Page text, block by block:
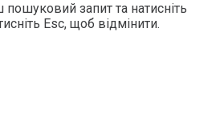
запит та натисніть
Esc, щоб відмінити.